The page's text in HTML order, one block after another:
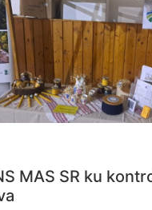
MAS SR ku